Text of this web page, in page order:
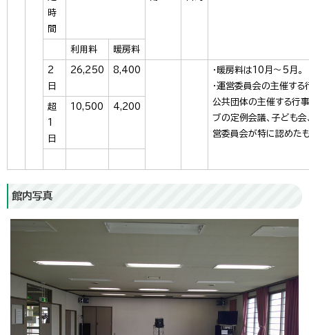
時
間
利用料 暖房料
2
日
26,250 8,400
・暖房料は10月～5月。
・運営委員会の主催する
公共団体の主催する行事
ブの定例会議、子ども会
営委員会が特に認めた
超
1
日
10,500 4,200
館内写真